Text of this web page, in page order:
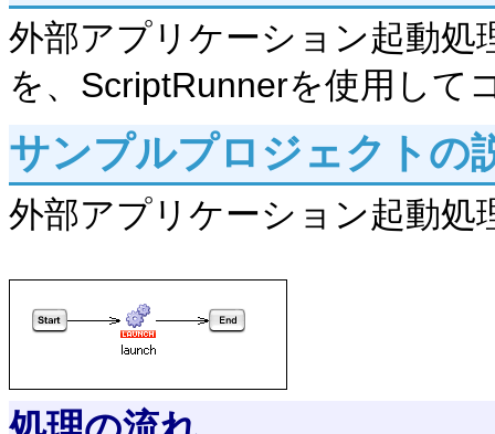
外部アプリケーション起動
を、ScriptRunnerを使用して
サンプルプロジェクトの
外部アプリケーション起動処